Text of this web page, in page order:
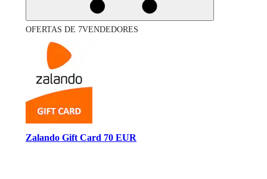
OFERTAS DE 7VENDEDORES
Zalando Gift Card 70 EUR